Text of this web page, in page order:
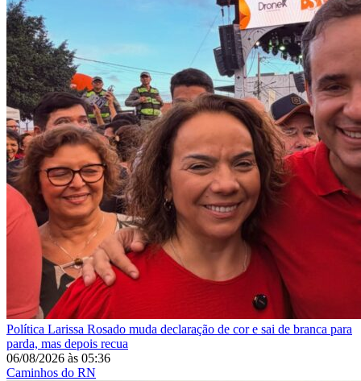
Política Larissa Rosado muda declaração de cor e sai de branca para
parda, mas depois recua
06/08/2026 às 05:36
Caminhos do RN